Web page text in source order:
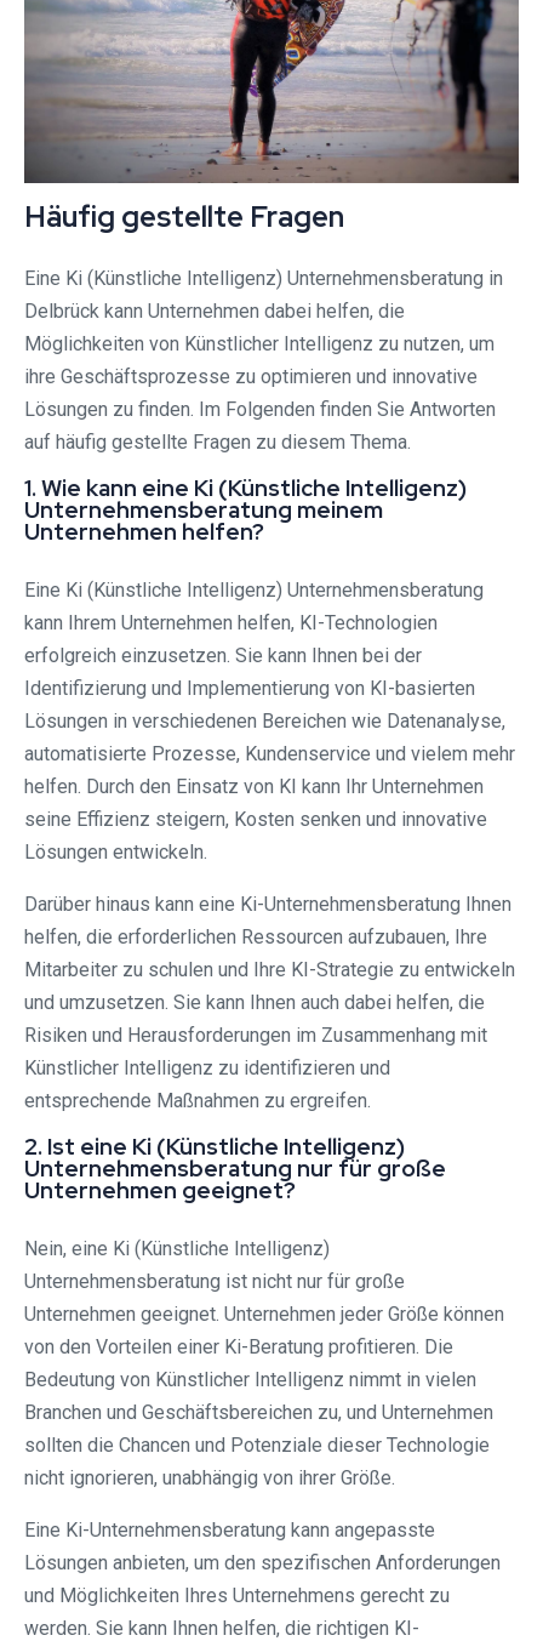
Häufig gestellte Fragen
Eine Ki (Künstliche Intelligenz) Unternehmensberatung in
Delbrück kann Unternehmen dabei helfen, die
Möglichkeiten von Künstlicher Intelligenz zu nutzen, um
ihre Geschäftsprozesse zu optimieren und innovative
Lösungen zu finden. Im Folgenden finden Sie Antworten
auf häufig gestellte Fragen zu diesem Thema.
1. Wie kann eine Ki (Künstliche Intelligenz)
Unternehmensberatung meinem
Unternehmen helfen?
Eine Ki (Künstliche Intelligenz) Unternehmensberatung
kann Ihrem Unternehmen helfen, KI-Technologien
erfolgreich einzusetzen. Sie kann Ihnen bei der
Identifizierung und Implementierung von KI-basierten
Lösungen in verschiedenen Bereichen wie Datenanalyse,
automatisierte Prozesse, Kundenservice und vielem mehr
helfen. Durch den Einsatz von KI kann Ihr Unternehmen
seine Effizienz steigern, Kosten senken und innovative
Lösungen entwickeln.
Darüber hinaus kann eine Ki-Unternehmensberatung Ihnen
helfen, die erforderlichen Ressourcen aufzubauen, Ihre
Mitarbeiter zu schulen und Ihre KI-Strategie zu entwickeln
und umzusetzen. Sie kann Ihnen auch dabei helfen, die
Risiken und Herausforderungen im Zusammenhang mit
Künstlicher Intelligenz zu identifizieren und
entsprechende Maßnahmen zu ergreifen.
2. Ist eine Ki (Künstliche Intelligenz)
Unternehmensberatung nur für große
Unternehmen geeignet?
Nein, eine Ki (Künstliche Intelligenz)
Unternehmensberatung ist nicht nur für große
Unternehmen geeignet. Unternehmen jeder Größe können
von den Vorteilen einer Ki-Beratung profitieren. Die
Bedeutung von Künstlicher Intelligenz nimmt in vielen
Branchen und Geschäftsbereichen zu, und Unternehmen
sollten die Chancen und Potenziale dieser Technologie
nicht ignorieren, unabhängig von ihrer Größe.
Eine Ki-Unternehmensberatung kann angepasste
Lösungen anbieten, um den spezifischen Anforderungen
und Möglichkeiten Ihres Unternehmens gerecht zu
werden. Sie kann Ihnen helfen, die richtigen KI-